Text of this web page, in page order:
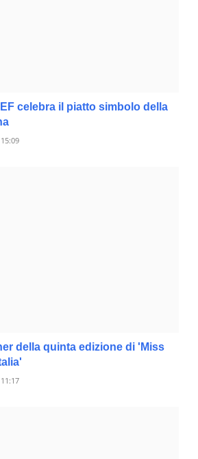
celebra il piatto simbolo della
della quinta edizione di 'Miss